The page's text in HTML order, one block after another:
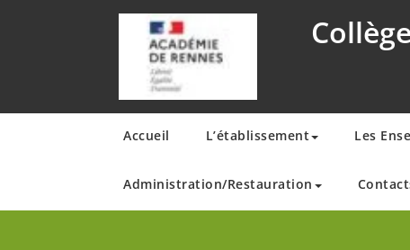
Accueil L’établissement Les
Administration/Restauration